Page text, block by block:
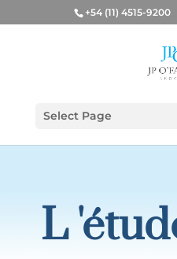
+54 (11) 4515-9200
Select Page
L